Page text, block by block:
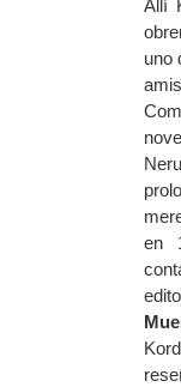
Allí
uno
en